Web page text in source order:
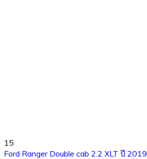
15
Ford Ranger Double cab 2.2 XLT ปี 2019